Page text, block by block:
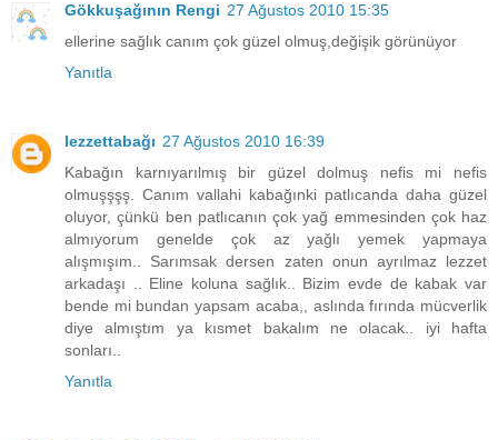
Gökkuşağının Rengi 27 Ağustos 2010 15:35
ellerine sağlık canım çok güzel olmuş,değişik görünüyor
Yanıtla
lezzettabağı 27 Ağustos 2010 16:39
Kabağın karnıyarılmış bir güzel dolmuş nefis mi nefis
olmuşşşş. Canım vallahi kabağınki patlıcanda daha güzel
oluyor, çünkü ben patlıcanın çok yağ emmesinden çok haz
almıyorum genelde çok az yağlı yemek yapmaya
alışmışım.. Sarımsak dersen zaten onun ayrılmaz lezzet
arkadaşı .. Eline koluna sağlık.. Bizim evde de kabak var
bende mi bundan yapsam acaba,, aslında fırında mücverlik
diye almıştım ya kısmet bakalım ne olacak.. iyi hafta
sonları..
Yanıtla